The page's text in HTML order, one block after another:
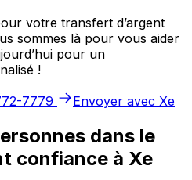
votre transfert d’argent
sommes là pour vous aider
pour un
!
7779
Envoyer avec Xe
dans le
confiance à Xe